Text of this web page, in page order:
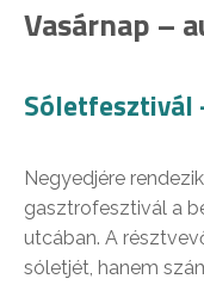
Vasárnap –
Sóletfesztivál
Negyedjére
gasztrofesztivál a
utcában. A
sóletjét, hanem